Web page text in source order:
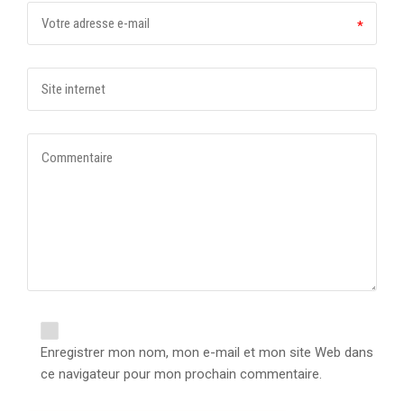
*
Enregistrer mon nom, mon e-mail et mon site Web dans
ce navigateur pour mon prochain commentaire.